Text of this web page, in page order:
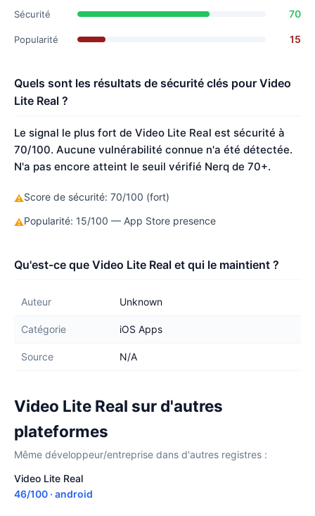
Sécurité 70
Popularité 15
Quels sont les résultats de sécurité clés pour Video
Lite Real ?
Le signal le plus fort de Video Lite Real est sécurité à
70/100. Aucune vulnérabilité connue n'a été détectée.
N'a pas encore atteint le seuil vérifié Nerq de 70+.
⚠Score de sécurité: 70/100 (fort)
⚠Popularité: 15/100 — App Store presence
Qu'est-ce que Video Lite Real et qui le maintient ?
Auteur Unknown
Catégorie iOS Apps
Source N/A
Video Lite Real sur d'autres
plateformes
Même développeur/entreprise dans d'autres registres :
Video Lite Real
46/100 · android